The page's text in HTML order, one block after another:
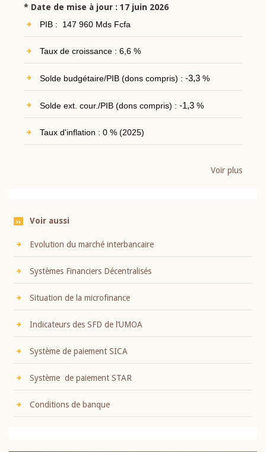
* Date de mise à jour : 17 juin 2026
PIB : 147 960 Mds Fcfa
Taux de croissance : 6,6 %
Solde budgétaire/PIB (dons compris) : -3,3%
Solde ext. cour./PIB (dons compris) : -1,3%
Taux d'inflation : 0 % (2025)
Voir plus
Voir aussi
Evolution du marché interbancaire
Systèmes Financiers Décentralisés
Situation de la microfinance
Indicateurs des SFD de l’UMOA
Système de paiement SICA
Système de paiement STAR
Conditions de banque